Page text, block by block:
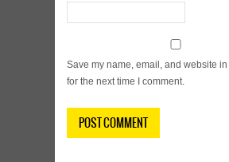
Save my name, email, and website
for the next time I comment.